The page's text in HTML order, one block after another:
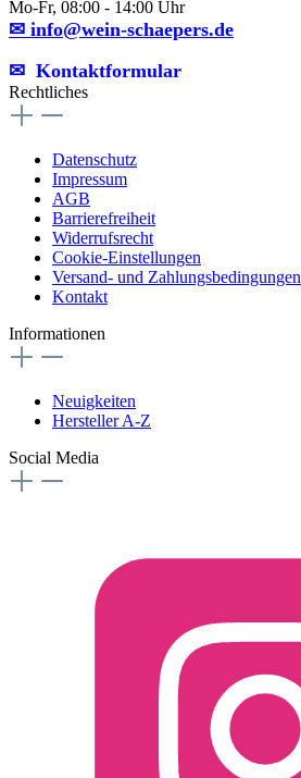
Mo-Fr, 08:00 - 14:00 Uhr
✉ info@wein-schaepers.de
✉︎ Kontaktformular
Rechtliches
Datenschutz
Impressum
AGB
Barrierefreiheit
Widerrufsrecht
Cookie-Einstellungen
Versand- und Zahlungsbedingungen
Kontakt
Informationen
Neuigkeiten
Hersteller A-Z
Social Media